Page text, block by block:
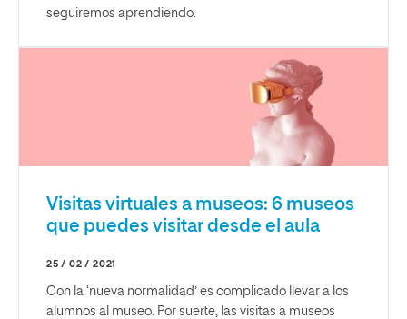
seguiremos aprendiendo.
Visitas virtuales a museos: 6 museos
que puedes visitar desde el aula
25 / 02 / 2021
Con la ‘nueva normalidad’ es complicado llevar a los
alumnos al museo. Por suerte, las visitas a museos